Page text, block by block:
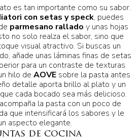
es tan importante como su sabor.
con setas y speck, puedes
parmesano rallado y unas hojas
no solo realza el sabor, sino que
visual atractivo. Si buscas un
añade unas láminas finas de setas
para un contraste de texturas.
hilo de AOVEsobre la pasta antes
detalle aporta brillo al plato y un
cada bocado sea más delicioso.
la pasta con un poco de
que intensificará los sabores y le
aspecto elegante.
de cocina